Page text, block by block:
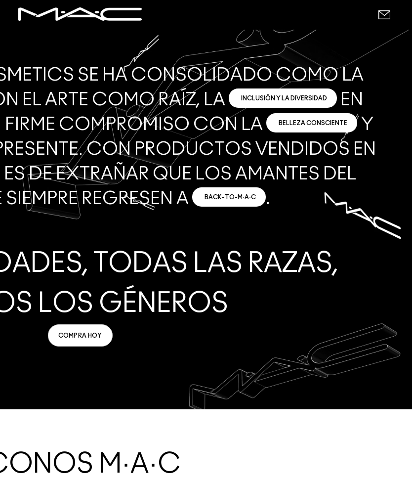
SE HA CONSOLIDADO COMO LA
EL ARTE COMO RAÍZ, LA INCLUSIÓN Y LA DIVERSIDAD
EN
FIRME COMPROMISO CON LA
BELLEZA CONSCIENTE
Y
CON PRODUCTOS VENDIDOS EN
DE EXTRAÑAR QUE LOS AMANTES DEL
REGRESEN A
BACK-TO-M·A·C .
TODAS LAS RAZAS,
LOS GÉNEROS
COMPRA HOY
M·A·C